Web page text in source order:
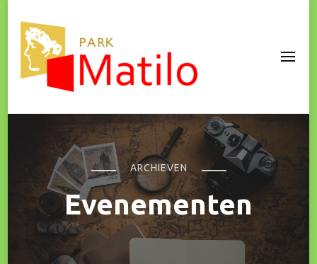
Park Matilo
ARCHIEVEN
Evenementen